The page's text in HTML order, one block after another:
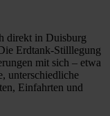
direkt in Duisburg
Erdtank-Stilllegung
mit sich – etwa
unterschiedliche
Einfahrten und